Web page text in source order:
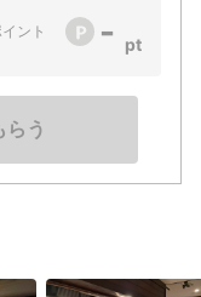
ント -
う